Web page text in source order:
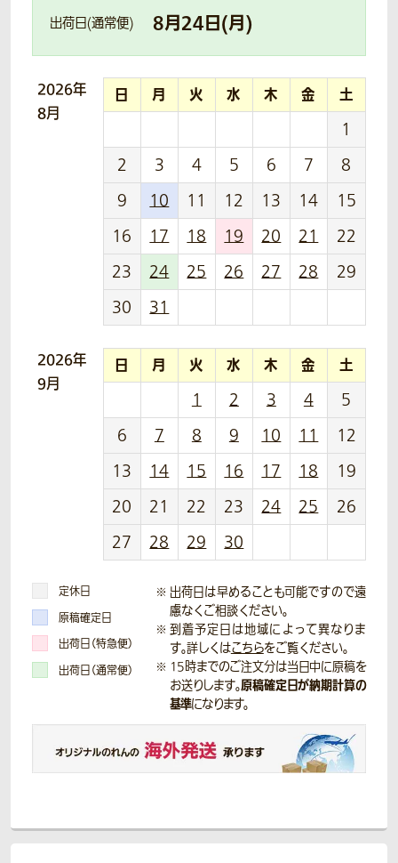
出荷日(通常便) 8月24日(月)
2026年
8月
日 月 火 水 木 金 土
1
2
3 4 5 6 7
8
9
10 11 12 13 14
15
16
17 18 19 20 21
22
23
24 25 26 27 28
29
30
31
2026年
9月
日 月 火 水 木 金 土
1 2 3 4
5
6
7 8 9 10 11
12
13
14 15 16 17 18
19
20
21 22 23 24 25
26
27
28 29 30
定休日
原稿確定日
出荷日（特急便）
出荷日（通常便）
出荷日は早めることも可能ですので遠
慮なくご相談ください。
到着予定日は地域によって異なりま
す。詳しくはこちらをご覧ください。
15時までのご注文分は当日中に原稿を
お送りします。原稿確定日が納期計算の
基準になります。